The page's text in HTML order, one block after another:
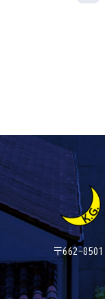
〒662-